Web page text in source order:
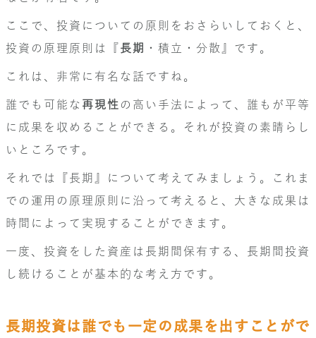
ここで、投資についての原則をおさらいしておくと、
投資の原理原則は『 長期 ・積立・分散』です。
これは、非常に有名な話ですね。
誰でも可能な 再現性 の高い手法によって、誰もが平等
に成果を収めることができる。それが投資の素晴らし
いところです。
それでは『長期』について考えてみましょう。これま
での運用の原理原則に沿って考えると、大きな成果は
時間によって実現することができます。
一度、投資をした資産は長期間保有する、長期間投資
し続けることが基本的な考え方です。
長期投資は誰でも一定の成果を出すことがで